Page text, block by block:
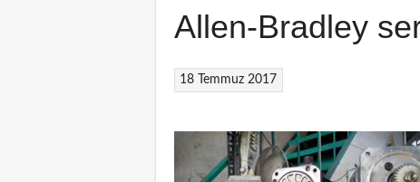
Allen-Bradley
18 Temmuz 2017